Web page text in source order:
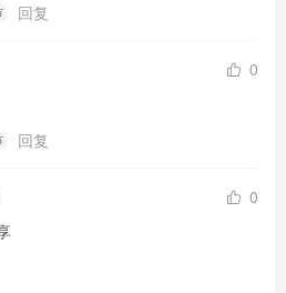
回复
0
回复
0